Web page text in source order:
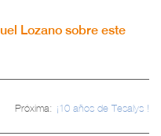
Lozano sobre este
Próxima: ¡10 años de Tesalys !